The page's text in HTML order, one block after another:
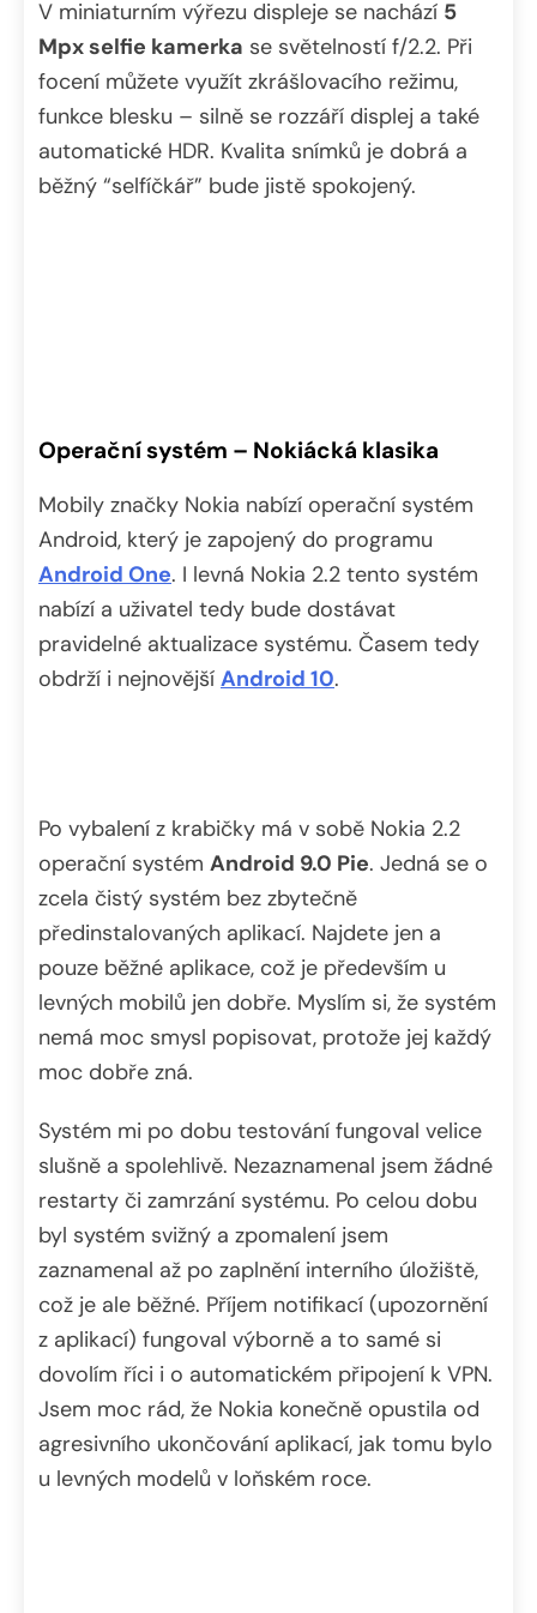
V miniaturním výřezu displeje se nachází 5
Mpx selfie kamerka se světelností f/2.2. Při
focení můžete využít zkrášlovacího režimu,
funkce blesku – silně se rozzáří displej a také
automatické HDR. Kvalita snímků je dobrá a
běžný “selfíčkář” bude jistě spokojený.
Operační systém – Nokiácká klasika
Mobily značky Nokia nabízí operační systém
Android, který je zapojený do programu
Android One. I levná Nokia 2.2 tento systém
nabízí a uživatel tedy bude dostávat
pravidelné aktualizace systému. Časem tedy
obdrží i nejnovější Android 10.
Po vybalení z krabičky má v sobě Nokia 2.2
operační systém Android 9.0 Pie. Jedná se o
zcela čistý systém bez zbytečně
předinstalovaných aplikací. Najdete jen a
pouze běžné aplikace, což je především u
levných mobilů jen dobře. Myslím si, že systém
nemá moc smysl popisovat, protože jej každý
moc dobře zná.
Systém mi po dobu testování fungoval velice
slušně a spolehlivě. Nezaznamenal jsem žádné
restarty či zamrzání systému. Po celou dobu
byl systém svižný a zpomalení jsem
zaznamenal až po zaplnění interního úložiště,
což je ale běžné. Příjem notifikací (upozornění
z aplikací) fungoval výborně a to samé si
dovolím říci i o automatickém připojení k VPN.
Jsem moc rád, že Nokia konečně opustila od
agresivního ukončování aplikací, jak tomu bylo
u levných modelů v loňském roce.